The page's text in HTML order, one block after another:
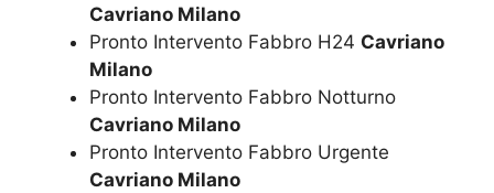
Cavriano Milano
Pronto Intervento Fabbro H24 Cavriano
Milano
Pronto Intervento Fabbro Notturno
Cavriano Milano
Pronto Intervento Fabbro Urgente
Cavriano Milano